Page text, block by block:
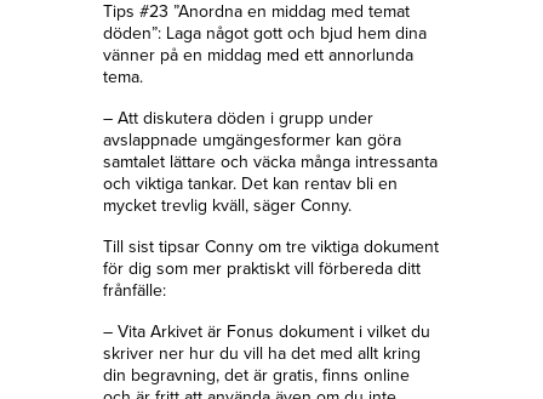
Tips #23 ”Anordna en middag med temat
döden”: Laga något gott och bjud hem dina
vänner på en middag med ett annorlunda
tema.
– Att diskutera döden i grupp under
avslappnade umgängesformer kan göra
samtalet lättare och väcka många intressanta
och viktiga tankar. Det kan rentav bli en
mycket trevlig kväll, säger Conny.
Till sist tipsar Conny om tre viktiga dokument
för dig som mer praktiskt vill förbereda ditt
frånfälle:
– Vita Arkivet är Fonus dokument i vilket du
skriver ner hur du vill ha det med allt kring
din begravning, det är gratis, finns online